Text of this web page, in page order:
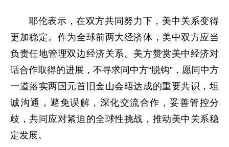
耶伦表示，在双方共同努力下，美中关系变得
更加稳定。作为全球前两大经济体，美中双方应当
负责任地管理双边经济关系。美方赞赏美中经济对
话合作取得的进展，不寻求同中方“脱钩”，愿同中方
一道落实两国元首旧金山会晤达成的重要共识，坦
诚沟通，避免误解，深化交流合作，妥善管控分
歧，共同应对紧迫的全球性挑战，推动美中关系稳
定发展。